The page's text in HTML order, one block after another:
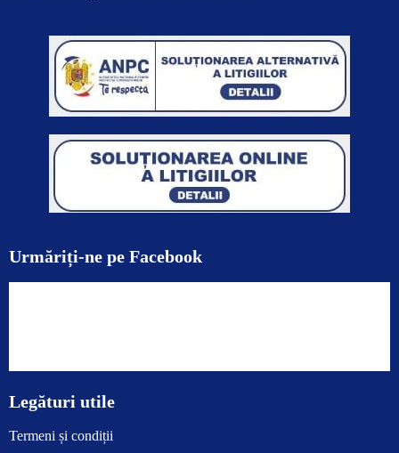
Urmăriți-ne pe Facebook
Legături utile
Termeni și condiții